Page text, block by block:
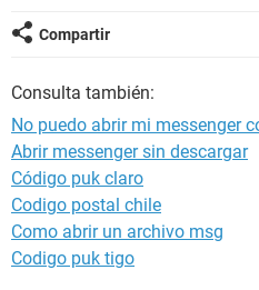
Compartir
Consulta también:
No puedo abrir mi messenger
Abrir messenger sin descargar
Código puk claro
Codigo postal chile
Como abrir un archivo msg
Codigo puk tigo